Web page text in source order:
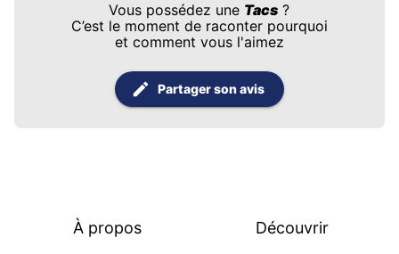
Vous possédez une Tacs ?
C’est le moment de raconter pourquoi
et comment vous l'aimez
Partager son avis
À propos Découvrir